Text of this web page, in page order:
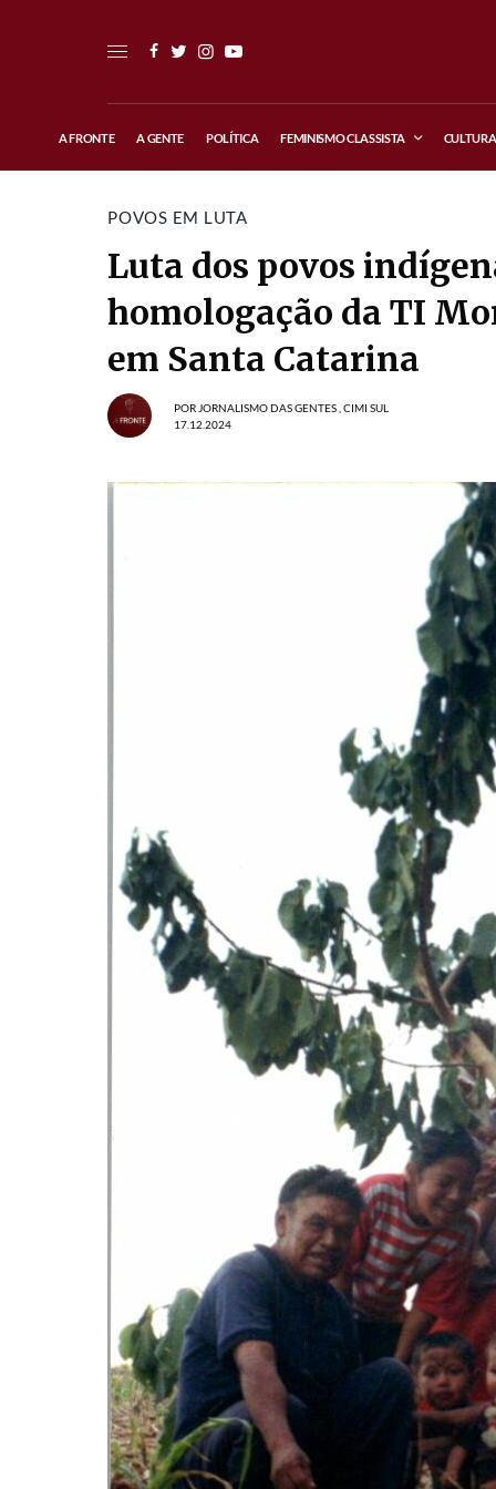
A FRONTE A GENTE POLÍTICA FEMINISMO CLASSISTA CULTURA
POVOS EM LUTA
Luta dos povos
homologação da TI
em Santa Catarina
POR JORNALISMO DAS GENTES ,CIMI SUL
17.12.2024